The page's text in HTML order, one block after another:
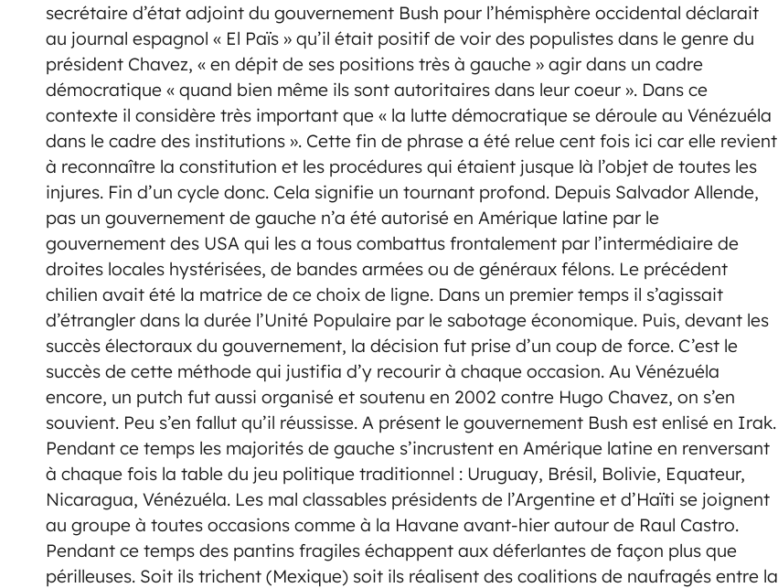
secrétaire d’état adjoint du gouvernement Bush pour l’hémisphère occidental déclarait
au journal espagnol « El Païs » qu’il était positif de voir des populistes dans le genre du
président Chavez, « en dépit de ses positions très à gauche » agir dans un cadre
démocratique « quand bien même ils sont autoritaires dans leur coeur ». Dans ce
contexte il considère très important que « la lutte démocratique se déroule au Vénézuéla
dans le cadre des institutions ». Cette fin de phrase a été relue cent fois ici car elle revient
à reconnaître la constitution et les procédures qui étaient jusque là l’objet de toutes les
injures. Fin d’un cycle donc. Cela signifie un tournant profond. Depuis Salvador Allende,
pas un gouvernement de gauche n’a été autorisé en Amérique latine par le
gouvernement des USA qui les a tous combattus frontalement par l’intermédiaire de
droites locales hystérisées, de bandes armées ou de généraux félons. Le précédent
chilien avait été la matrice de ce choix de ligne. Dans un premier temps il s’agissait
d’étrangler dans la durée l’Unité Populaire par le sabotage économique. Puis, devant les
succès électoraux du gouvernement, la décision fut prise d’un coup de force. C’est le
succès de cette méthode qui justifia d’y recourir à chaque occasion. Au Vénézuéla
encore, un putch fut aussi organisé et soutenu en 2002 contre Hugo Chavez, on s’en
souvient. Peu s’en fallut qu’il réussisse. A présent le gouvernement Bush est enlisé en Irak.
Pendant ce temps les majorités de gauche s’incrustent en Amérique latine en renversant
à chaque fois la table du jeu politique traditionnel : Uruguay, Brésil, Bolivie, Equateur,
Nicaragua, Vénézuéla. Les mal classables présidents de l’Argentine et d’Haïti se joignent
au groupe à toutes occasions comme à la Havane avant-hier autour de Raul Castro.
Pendant ce temps des pantins fragiles échappent aux déferlantes de façon plus que
périlleuses. Soit ils trichent (Mexique) soit ils réalisent des coalitions de naufragés entre la